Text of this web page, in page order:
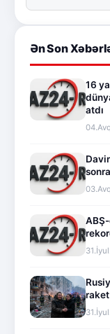
Ən Son
16
atdı